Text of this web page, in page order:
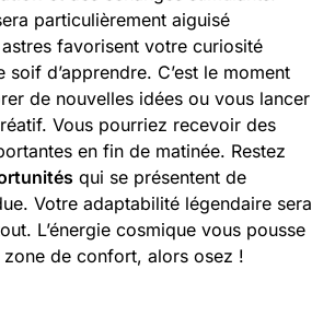
particulièrement aiguisé
astres favorisent votre curiosité
soif d’apprendre. C’est le moment
de nouvelles idées ou vous lancer
Vous pourriez recevoir des
en fin de matinée. Restez
qui se présentent de
Votre adaptabilité légendaire sera
L’énergie cosmique vous pousse
de confort, alors osez !